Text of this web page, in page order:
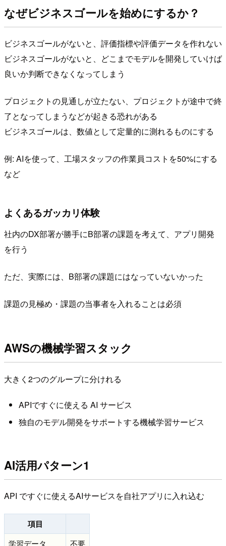
なぜビジネスゴールを始めにするか？
ビジネスゴールがないと、評価指標や評価データを作れない
ビジネスゴールがないと、どこまでモデルを開発していけば
良いか判断できなくなってしまう
プロジェクトの見通しが立たない、プロジェクトが途中で終
了となってしまうなどが起きる恐れがある
ビジネスゴールは、数値として定量的に測れるものにする
例: AIを使って、工場スタッフの作業員コストを50%にする
など
よくあるガッカリ体験
社内のDX部署が勝手にB部署の課題を考えて、アプリ開発
を行う
ただ、実際には、B部署の課題にはなっていないかった
課題の見極め・課題の当事者を入れることは必須
AWSの機械学習スタック
大きく2つのグループに分けれる
APIですぐに使える AI サービス
独自のモデル開発をサポートする機械学習サービス
AI活用パターン1
API ですぐに使えるAIサービスを自社アプリに入れ込む
項目
学習データ
不要